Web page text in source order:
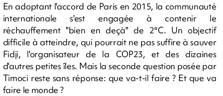
En adoptant l'accord de Paris en 2015, la communauté
internationale s'est engagée à contenir le
réchauffement "bien en deçà" de 2°C. Un objectif
difficile à atteindre, qui pourrait ne pas suffire à sauver
Fidji, l'organisateur de la COP23, et des dizaines
d'autres petites îles. Mais la seconde question posée par
Timoci reste sans réponse: que va-t-il faire ? Et que va
faire le monde ?